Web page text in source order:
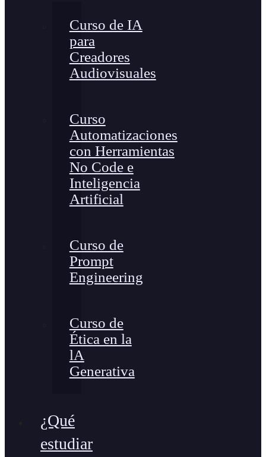
Curso de IA
para
Creadores
Audiovisuales
Curso
Automatizaciones
con Herramientas
No Code e
Inteligencia
Artificial
Curso de
Prompt
Engineering
Curso de
Ética en la
lA
Generativa
¿Qué
estudiar